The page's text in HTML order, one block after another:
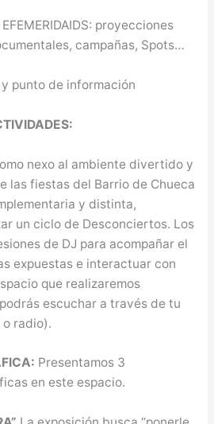
proyecciones
campañas, Spots…
de información
nexo al ambiente divertido y
las fiestas del Barrio de Chueca
y distinta,
un ciclo de Desconciertos. Los
de DJ para acompañar el
expuestas e interactuar con
que realizaremos
escuchar a través de tu
radio).
Presentamos 3
en este espacio.